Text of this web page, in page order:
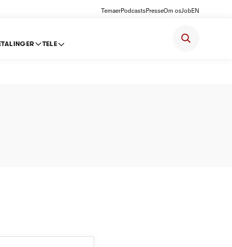
TemaerPodcastsPresseOm osJobEN
TELE